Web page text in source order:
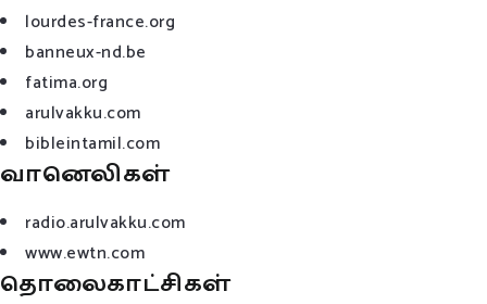
lourdes-france.org
banneux-nd.be
fatima.org
arulvakku.com
bibleintamil.com
வானெலிகள்
radio.arulvakku.com
www.ewtn.com
தொலைகாட்சிகள்